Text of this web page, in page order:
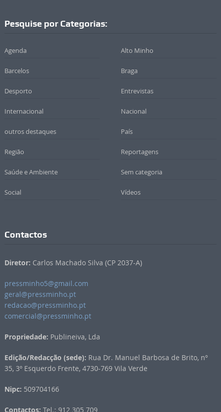
Pesquise por Categorias:
Agenda Alto Minho
Barcelos Braga
Desporto Entrevistas
Internacional Nacional
outros destaques País
Região Reportagens
Saúde e Ambiente Sem categoria
Social Vídeos
Contactos
Diretor: Carlos Machado Silva (CP 2037-A)
pressminho5@gmail.com
geral@pressminho.pt
redacao@pressminho.pt
comercial@pressminho.pt
Propriedade: Publineiva, Lda
Edição/Redacção (sede): Rua Dr. Manuel Barbosa de Brito, nº
35, 3º Esquerdo Frente, 4730-769 Vila Verde
Nipc: 509704166
Contactos: Tel.: 912 305 709